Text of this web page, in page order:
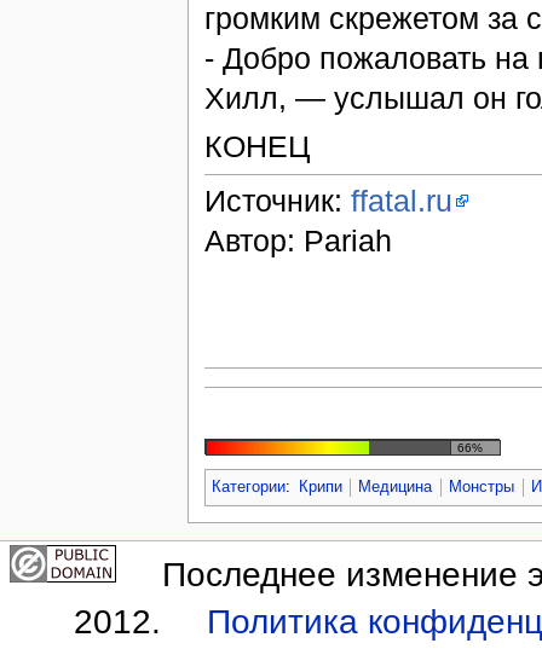
громким скрежетом за
- Добро пожаловать на
Хилл, — услышал он
КОНЕЦ
Источник: ffatal.ru
Автор: Pariah
66%
Категории: Крипи Медицина Монстры
Последнее изменение
2012.
Политика